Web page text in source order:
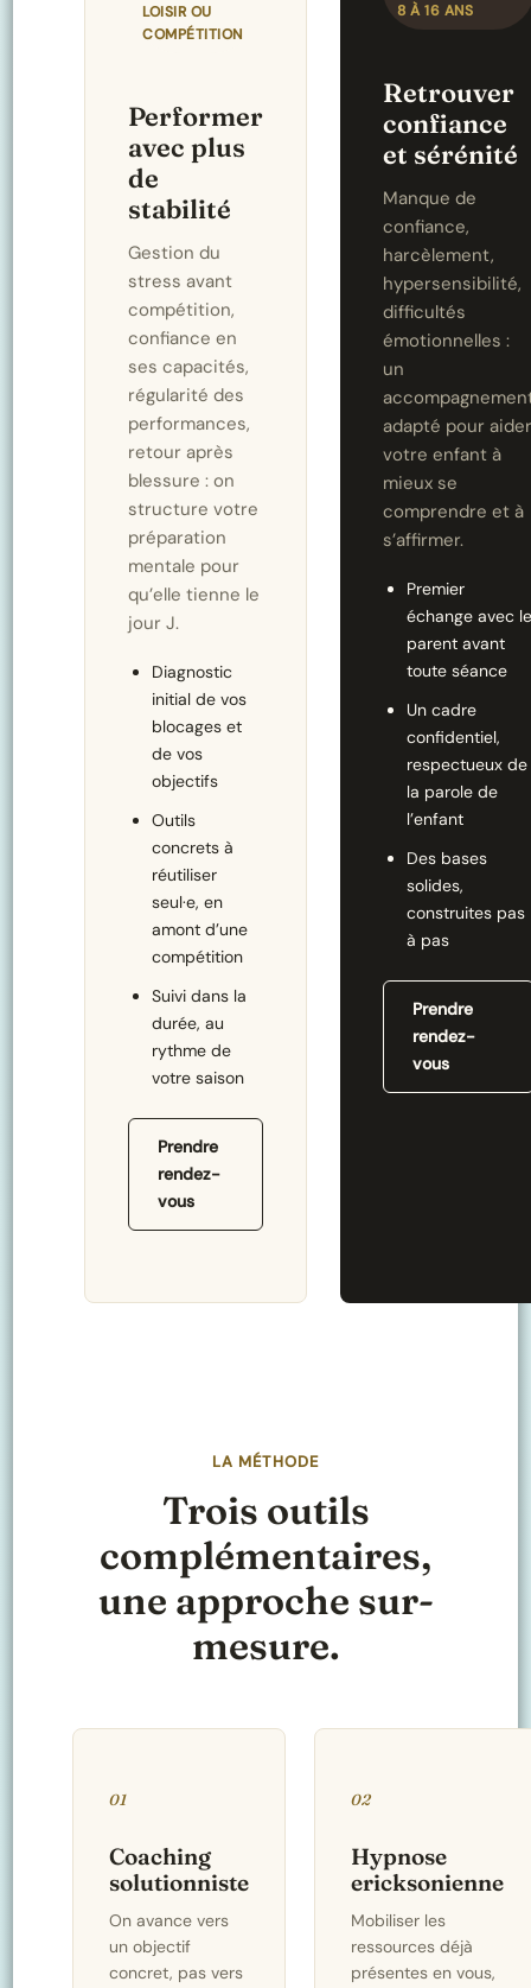
LOISIR OU
COMPÉTITION
Performer
avec plus
de
stabilité
Gestion du
stress avant
compétition,
confiance en
ses capacités,
régularité des
performances,
retour après
blessure : on
structure votre
préparation
mentale pour
qu’elle tienne le
jour J.
Diagnostic
initial de vos
blocages et
de vos
objectifs
Outils
concrets à
réutiliser
seul·e, en
amont d’une
compétition
Suivi dans la
durée, au
rythme de
votre saison
Prendre
rendez-
vous
8 À 16 ANS
Retrouver
confiance
et sérénité
Manque de
confiance,
harcèlement,
hypersensibilité,
difficultés
émotionnelles :
un
adapté pour
votre enfant à
mieux se
comprendre et à
s’affirmer.
Premier
échange avec
parent avant
toute séance
Un cadre
confidentiel,
respectueux de
la parole de
l’enfant
Des bases
solides,
construites pas
à pas
Prendre
rendez-
vous
LA MÉTHODE
Trois outils
complémentaires,
une approche sur-
mesure.
01
Coaching
solutionniste
On avance vers
un objectif
concret, pas vers
02
Hypnose
ericksonienne
Mobiliser les
ressources déjà
présentes en vous,